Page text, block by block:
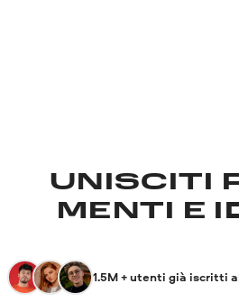
UNISCITI
MENTI E
1.5M + utenti già iscritti